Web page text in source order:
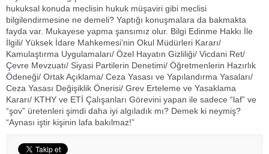
hukuksal konuda meclisin hukuk müşaviri gibi meclisi
bilgilendirmesine ne demeli? Yaptığı konuşmalara da bakmakta
fayda var. Mukayese yapma şansımız olur. Bilgi Edinme Hakkı İle
İlgili/ Yüksek İdare Mahkemesi’nin Okul Müdürleri Kararı/
Kamulaştırma Uygulamaları/ Özel Hayatın Gizliliği/ Vicdani Ret/
Çevre Mevzuatı/ Siyasi Partilerin Denetimi/ Öğretmenlerin Hazırlık
Ödeneği/ Ortak Açıklama/ Ceza Yasası ve Yapılandırma Yasaları/
Ceza Yasası Değişiklik Önerisi/ Grev Erteleme ve Yasaklama
Kararı/ KTHY ve ETİ Çalışanları Görevini yapan ile sadece “laf” ve
“şov” üretenleri şimdi daha iyi algıladık mı? Demek ki neymiş?
“Aynası iştir kişinin lafa bakılmaz!”